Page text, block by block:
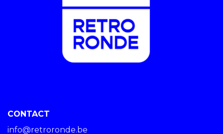
CONTACT
info@retroronde.be